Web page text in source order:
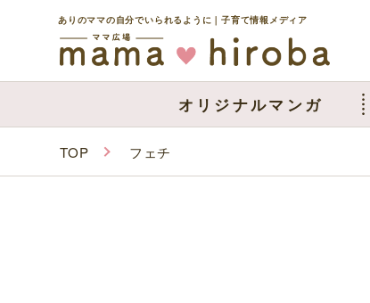
ありのママの自分でいられるように｜子育て情報メディア
オリジナルマンガ
TOP フェチ